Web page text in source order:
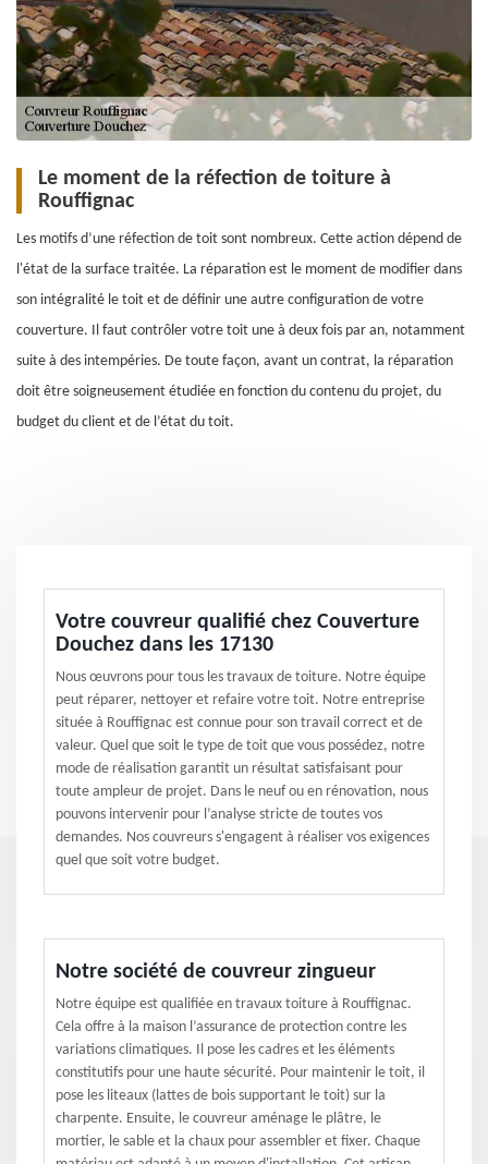
Le moment de la réfection de toiture à
Rouffignac
Les motifs d’une réfection de toit sont nombreux. Cette action dépend de
l'état de la surface traitée. La réparation est le moment de modifier dans
son intégralité le toit et de définir une autre configuration de votre
couverture. Il faut contrôler votre toit une à deux fois par an, notamment
suite à des intempéries. De toute façon, avant un contrat, la réparation
doit être soigneusement étudiée en fonction du contenu du projet, du
budget du client et de l’état du toit.
Votre couvreur qualifié chez Couverture
Douchez dans les 17130
Nous œuvrons pour tous les travaux de toiture. Notre équipe
peut réparer, nettoyer et refaire votre toit. Notre entreprise
située à Rouffignac est connue pour son travail correct et de
valeur. Quel que soit le type de toit que vous possédez, notre
mode de réalisation garantit un résultat satisfaisant pour
toute ampleur de projet. Dans le neuf ou en rénovation, nous
pouvons intervenir pour l’analyse stricte de toutes vos
demandes. Nos couvreurs s'engagent à réaliser vos exigences
quel que soit votre budget.
Notre société de couvreur zingueur
Notre équipe est qualifiée en travaux toiture à Rouffignac.
Cela offre à la maison l’assurance de protection contre les
variations climatiques. Il pose les cadres et les éléments
constitutifs pour une haute sécurité. Pour maintenir le toit, il
pose les liteaux (lattes de bois supportant le toit) sur la
charpente. Ensuite, le couvreur aménage le plâtre, le
mortier, le sable et la chaux pour assembler et fixer. Chaque